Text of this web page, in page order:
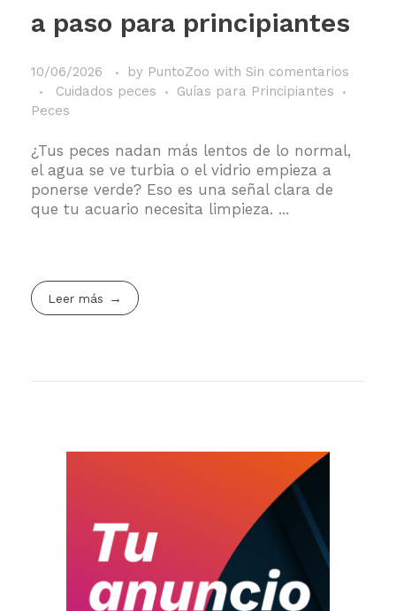
a paso para principiantes
10/06/2026 by PuntoZoo with Sin comentarios
Cuidados peces
Guías para Principiantes
Peces
¿Tus peces nadan más lentos de lo normal,
el agua se ve turbia o el vidrio empieza a
ponerse verde? Eso es una señal clara de
que tu acuario necesita limpieza. ...
Leer más